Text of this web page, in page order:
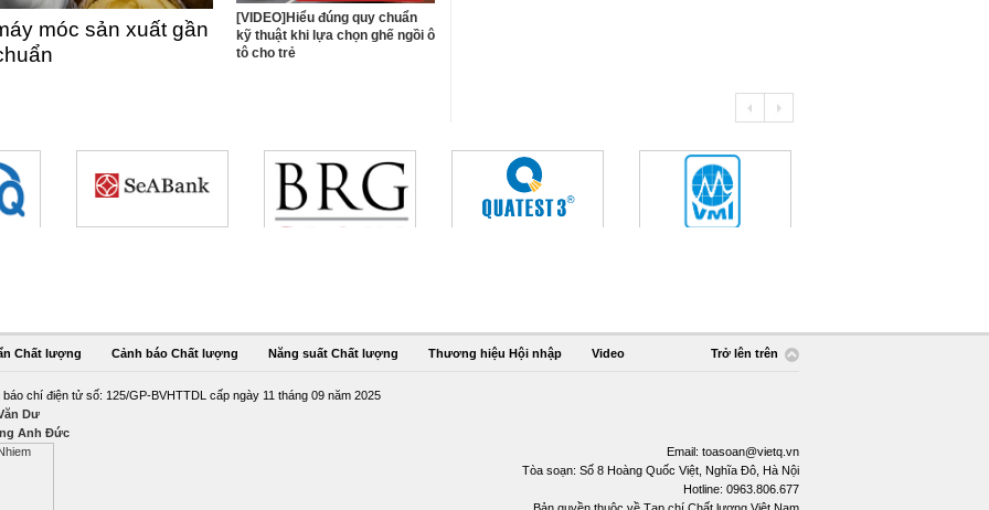
móc sản xuất gần
[VIDEO]Hiểu đúng quy chuẩn
kỹ thuật khi lựa chọn ghế ngồi ô
tô cho trẻ
Chất lượng Cảnh báo Chất lượng Năng suất Chất lượng Thương hiệu Hội nhập Video Trở lên trên
chí điện tử số: 125/GP-BVHTTDL cấp ngày 11 tháng 09 năm 2025
Dư
Anh Đức
Email: toasoan@vietq.vn
Tòa soạn: Số 8 Hoàng Quốc Việt, Nghĩa Đô, Hà Nội
Hotline: 0963.806.677